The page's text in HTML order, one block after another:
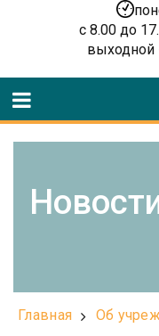
с 8.00 до
выходной
Главная Об